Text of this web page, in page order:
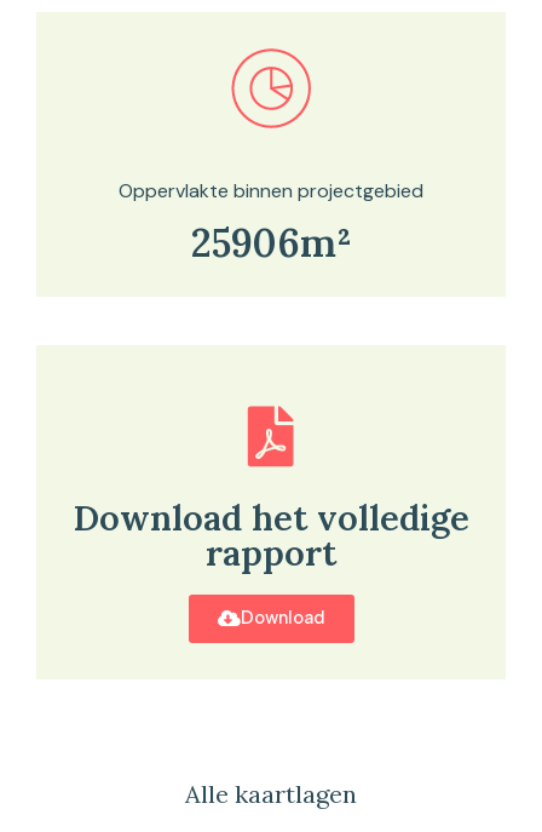
Bekijk in onze kaartviewer
Oppervlakte binnen projectgebied
25906m²
Download het volledige
rapport
Download
Alle kaartlagen